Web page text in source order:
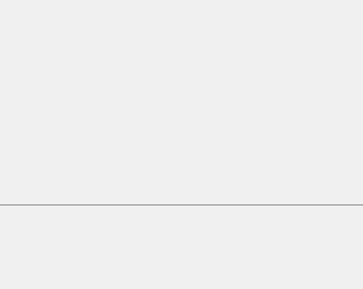
المناسبة.
في جميع الأسواق. إتّصل بموزّع فورد المحلّي للحصول على أحدث